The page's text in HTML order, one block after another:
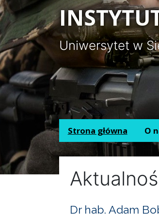
Panel zarządzania plikami cookies
Uniwersytet w
Strona główna O
Dr hab. Adam